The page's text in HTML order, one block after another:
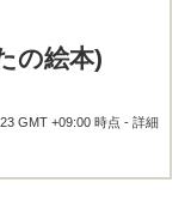
の絵本)
GMT +09:00 時点 -詳細